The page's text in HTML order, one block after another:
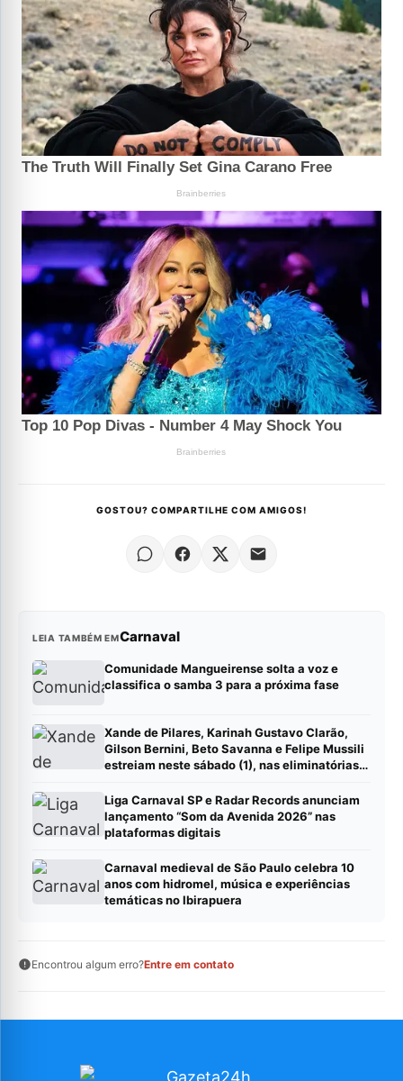
GOSTOU? COMPARTILHE COM AMIGOS!
LEIA TAMBÉM EMCarnaval
Comunidade Mangueirense solta a voz e
classifica o samba 3 para a próxima fase
Xande de Pilares, Karinah Gustavo Clarão,
Gilson Bernini, Beto Savanna e Felipe Mussili
estreiam neste sábado (1), nas eliminatórias
Liga Carnaval SP e Radar Records anunciam
lançamento “Som da Avenida 2026” nas
plataformas digitais
Carnaval medieval de São Paulo celebra 10
anos com hidromel, música e experiências
temáticas no Ibirapuera
Encontrou algum erro?Entre em contato